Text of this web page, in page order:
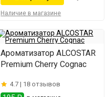
Наличие в магазине
Ароматизатор ALCOSTAR
Premium Cherry Cognac
4.7 | 18 отзывов